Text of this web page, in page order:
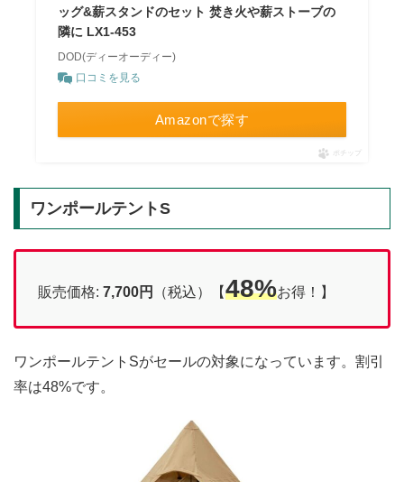
ッグ&薪スタンドのセット 焚き火や薪ストーブの
隣に LX1-453
DOD(ディーオーディー)
口コミを見る
Amazonで探す
ポチップ
ワンポールテントS
販売価格: 7,700円 （税込）【48%お得！】
ワンポールテントSがセールの対象になっています。割引
率は48%です。